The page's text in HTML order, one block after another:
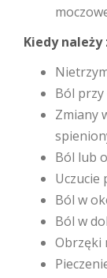
Kiedy należy
Ból
Zmiany
Ból lub
Uczucie
Ból w
Ból w
Obrzęki